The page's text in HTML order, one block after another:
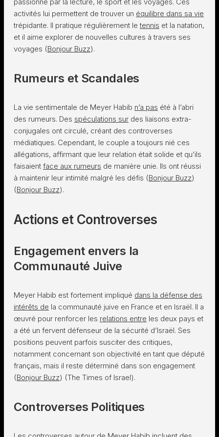
activités lui permettent de trouver un équilibre dans sa vie
trépidante. Il pratique régulièrement letennis et la natation,
et il aime explorer de nouvelles cultures à travers ses
voyages​ (Bonjour Buzz)​.
Rumeurs et Scandales
La vie sentimentale de Meyer Habib n’a pas été à l’abri
des rumeurs. Des spéculations sur des liaisons extra-
conjugales ont circulé, créant des controverses
médiatiques. Cependant, le couple a toujours nié ces
allégations, affirmant que leur relation était solide et qu’ils
faisaient face aux rumeurs de manière unie. Ils ont réussi
à maintenir leur intimité malgré les défis​ (Bonjour Buzz)​​
(Bonjour Buzz)​.
Actions et Controverses
Engagement envers la
Communauté Juive
Meyer Habib est fortement impliqué dans la défense des
intérêts de la communauté juive en France et en Israël. Il a
œuvré pour renforcer les relations entre les deux pays et
a été un fervent défenseur de la sécurité d’Israël. Ses
positions peuvent parfois susciter des critiques,
notamment concernant son objectivité en tant que député
français, mais il reste déterminé dans son engagement​
(Bonjour Buzz)​​ (The Times of Israel)​.
Controverses Politiques